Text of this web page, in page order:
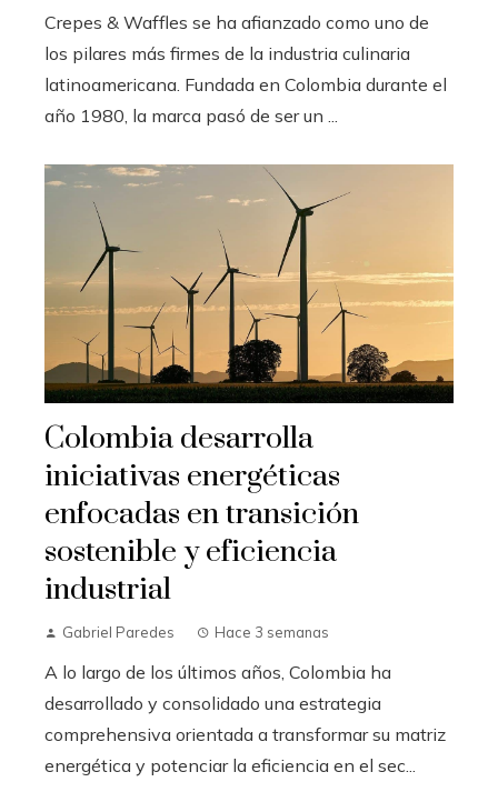
Crepes & Waffles se ha afianzado como uno de
los pilares más firmes de la industria culinaria
latinoamericana. Fundada en Colombia durante el
año 1980, la marca pasó de ser un ...
Colombia desarrolla
iniciativas energéticas
enfocadas en transición
sostenible y eficiencia
industrial
Gabriel Paredes Hace 3 semanas
A lo largo de los últimos años, Colombia ha
desarrollado y consolidado una estrategia
comprehensiva orientada a transformar su matriz
energética y potenciar la eficiencia en el sec...